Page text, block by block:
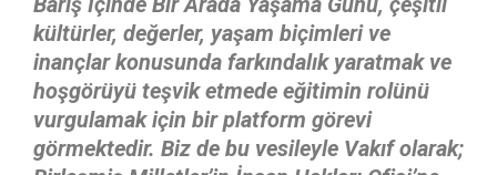
kültürler, değerler, yaşam biçimleri ve
inançlar konusunda farkındalık yaratmak ve
hoşgörüyü teşvik etmede eğitimin rolünü
vurgulamak için bir platform görevi
görmektedir. Biz de bu vesileyle Vakıf olarak;